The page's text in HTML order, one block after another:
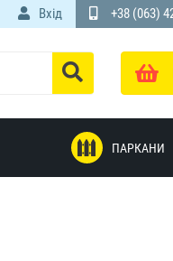
Вхід +38 (063)
ПАРКАНИ